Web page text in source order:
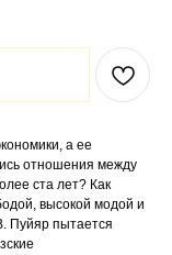
а ее
отношения между
ста лет? Как
высокой модой и
Пуйяр пытается